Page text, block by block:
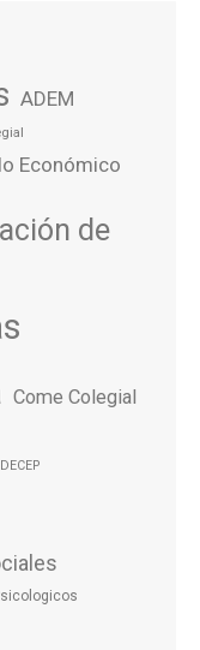
ADEM
Económico
de
Come Colegial
DECEP